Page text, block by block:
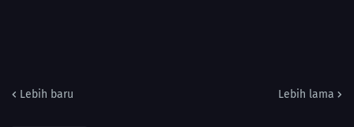
Lebih baru Lebih lama